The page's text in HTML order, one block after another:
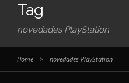
Tag
novedades PlayStation
Home > novedades PlayStation